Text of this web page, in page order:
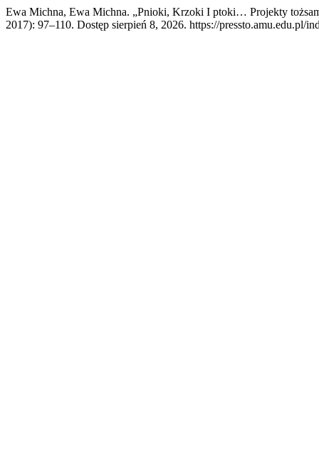
Ewa Michna, Ewa Michna. „Pnioki, Krzoki I ptoki… Projekty
2017): 97–110. Dostęp sierpień 8, 2026. https://pressto.amu.edu.pl/